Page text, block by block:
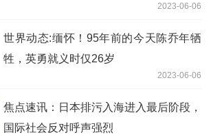
2023-06-06
世界动态:缅怀！95年前的今天陈乔年牺
牲，英勇就义时仅26岁
2023-06-06
焦点速讯：日本排污入海进入最后阶段，
国际社会反对呼声强烈